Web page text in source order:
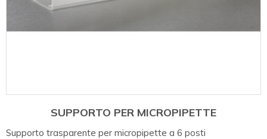
SUPPORTO PER MICROPIPETTE
Supporto trasparente per micropipette a 6 posti